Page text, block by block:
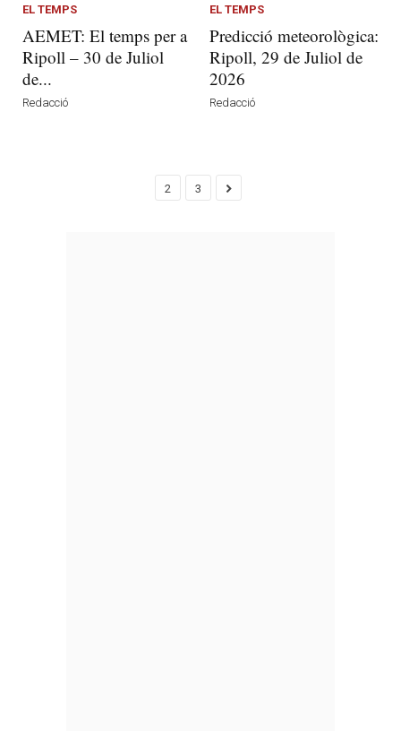
EL TEMPS
AEMET: El temps per a
Ripoll – 30 de Juliol
de...
Redacció
EL TEMPS
Predicció meteorològica:
Ripoll, 29 de Juliol de
2026
Redacció
2 3